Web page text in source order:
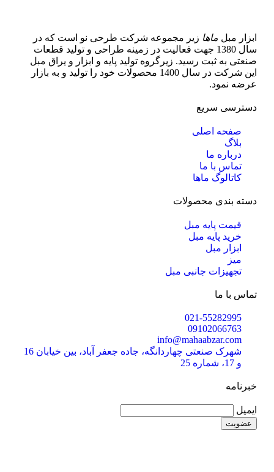
ابزار مبل ماها زیر مجموعه شرکت طرحی نو است که در
سال 1380 جهت فعالیت در زمینه طراحی و تولید قطعات
صنعتی به ثبت رسید. زیرگروه تولید پایه و ابزار و یراق مبل
این شرکت در سال 1400 محصولات خود را تولید و به بازار
عرضه نمود.
دسترسی سریع
صفحه اصلی
بلاگ
درباره ما
تماس با ما
کاتالوگ ماها
دسته بندی محصولات
قیمت پایه مبل
خرید پایه مبل
ابزار مبل
میز
تجهیزات جانبی مبل
تماس با ما
021-55282995
09102066763
info@mahaabzar.com
شهرک صنعتی چهاردانگه، جاده جعفر آباد، بین خیابان 16
و 17، شماره 25
خبرنامه
ایمیل